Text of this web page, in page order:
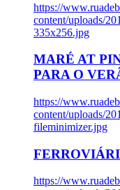
https://
content/uploads/
335x256.jpg
MARÉ AT
PARA O
https://
content/uploads/
fileminimizer.jpg
https://